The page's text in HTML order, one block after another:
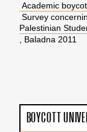
Academic
Survey
Palestinian
, Baladna 2011
BOYCOTT